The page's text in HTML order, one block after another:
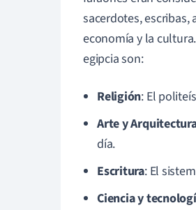
sacerdotes, escribas,
economía y la
egipcia son:
Religión: El
Arte y
día.
Escritura: El
Ciencia y